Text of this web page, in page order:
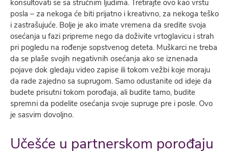
konsultovati se sa stručnim ljudima. Tretirajte ovo kao vrstu
posla – za nekoga će biti prijatno i kreativno, za nekoga teško
i zastrašujuće. Bolje je ako imate vremena da sredite svoja
osećanja u fazi pripreme nego da doživite vrtoglavicu i strah
pri pogledu na rođenje sopstvenog deteta. Muškarci ne treba
da se plaše svojih negativnih osećanja ako se iznenada
pojave dok gledaju video zapise ili tokom vežbi koje moraju
da rade zajedno sa suprugom. Samo odustanite od ideje da
budete prisutni tokom porođaja, ali budite tamo, budite
spremni da podelite osećanja svoje supruge pre i posle. Ovo
je sasvim dovoljno.
Učešće u partnerskom porođaju